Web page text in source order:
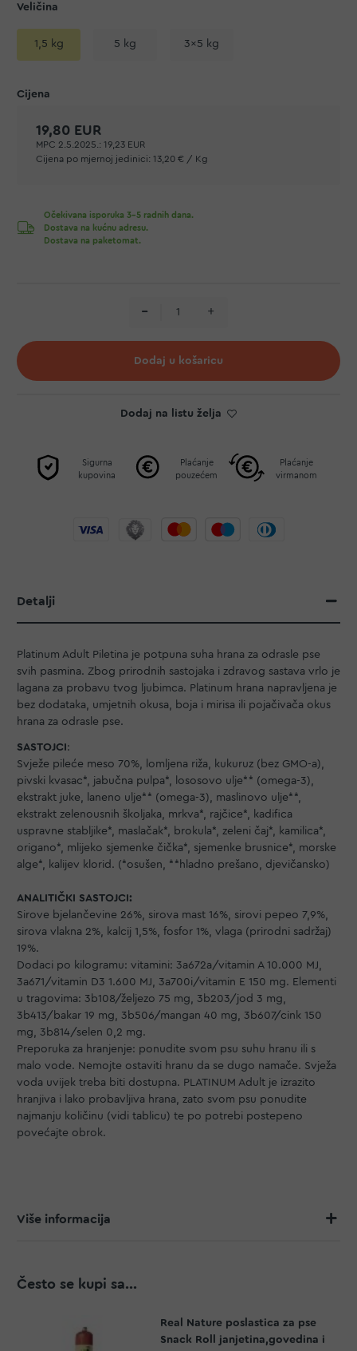
Veličina
1,5 kg 5 kg 3x5 kg
19,80 EUR
MPC 2.5.2025.: 19,23 EUR
Cijena po mjernoj jedinici: 13,20 € / Kg
Očekivana isporuka 3-5 radnih dana.
Dostava na kućnu adresu.
Dostava na paketomat.
Dodaj u košaricu
Dodaj na listu želja
Sigurna
kupovina
Plaćanje
pouzećem
Plaćanje
virmanom
Detalji
Platinum Adult Piletina je potpuna suha hrana za odrasle pse
svih pasmina. Zbog prirodnih sastojaka i zdravog sastava vrlo je
lagana za probavu tvog ljubimca. Platinum hrana napravljena je
bez dodataka, umjetnih okusa, boja i mirisa ili pojačivača okus
hrana za odrasle pse.
SASTOJCI:
Svježe pileće meso 70%, lomljena riža, kukuruz (bez GMO-a),
pivski kvasac*, jabučna pulpa*, lososovo ulje** (omega-3),
ekstrakt juke, laneno ulje** (omega-3), maslinovo ulje**,
ekstrakt zelenousnih školjaka, mrkva*, rajčice*, kadifica
uspravne stabljike*, maslačak*, brokula*, zeleni čaj*, kamilica*,
origano*, mlijeko sjemenke čička*, sjemenke brusnice*, morske
alge*, kalijev klorid. (*osušen, **hladno prešano, djevičansko)
ANALITIČKI SASTOJCI:
Sirove bjelančevine 26%, sirova mast 16%, sirovi pepeo 7,9%,
sirova vlakna 2%, kalcij 1,5%, fosfor 1%, vlaga (prirodni sadržaj)
19%.
Dodaci po kilogramu: vitamini: 3a672a/vitamin A 10.000 MJ,
3a671/vitamin D3 1.600 MJ, 3a700i/vitamin E 150 mg. Elementi
u tragovima: 3b108/željezo 75 mg, 3b203/jod 3 mg,
3b413/bakar 19 mg, 3b506/mangan 40 mg, 3b607/cink 150
mg, 3b814/selen 0,2 mg.
Preporuka za hranjenje: ponudite svom psu suhu hranu ili s
malo vode. Nemojte ostaviti hranu da se dugo namače. Svježa
voda uvijek treba biti dostupna. PLATINUM Adult je izrazito
hranjiva i lako probavljiva hrana, zato svom psu ponudite
najmanju količinu (vidi tablicu) te po potrebi postepeno
povećajte obrok.
Više informacija
Često se kupi sa...
Real Nature poslastica za pse
Snack Roll janjetina,govedina i